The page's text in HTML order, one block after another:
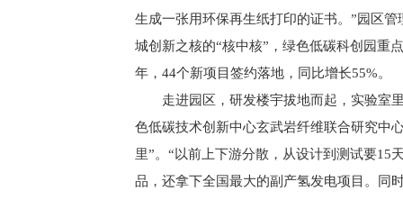
生成一张用环保再生纸打印的证书。”园区
城创新之核的“核中核”，绿色低碳科创园重
年，44个新项目签约落地，同比增长55%。
走进园区，研发楼宇拔地而起，实验室
色低碳技术创新中心玄武岩纤维联合研究中
里”。“以前上下游分散，从设计到测试要15
品，还拿下全国最大的副产氢发电项目。同